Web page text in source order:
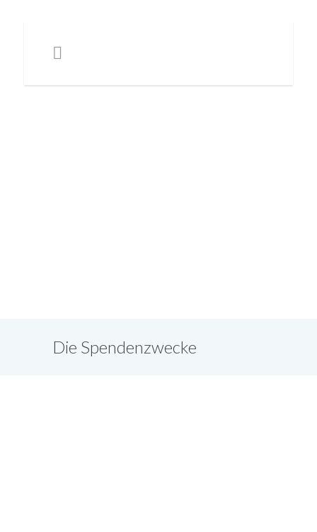
Die Spendenzwecke